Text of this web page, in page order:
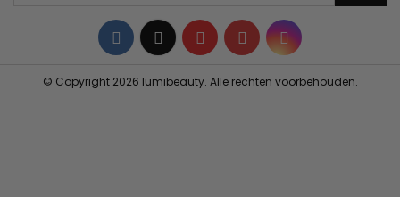
Facebook
TwitterYouTubePinterestInstagram
© Copyright 2026 lumibeauty. Alle rechten voorbehouden.